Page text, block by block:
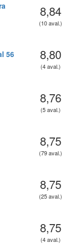
8,84
(10 aval.)
56 8,80
(4 aval.)
8,76
(5 aval.)
8,75
(79 aval.)
8,75
(25 aval.)
8,75
(4 aval.)